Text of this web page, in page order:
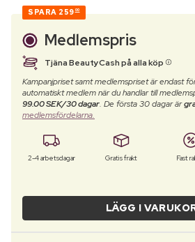
SPARA 259 00
Medlemspris
Tjäna BeautyCash på alla köp
Kampanjpriset samt medlemspriset är endast
automatiskt medlem när du handlar till
99.00 SEK/30 dagar. De första 30 dagar är
medlemsfördelarna.
2-4 arbetsdagar Gratis frakt Fast
LÄGG I